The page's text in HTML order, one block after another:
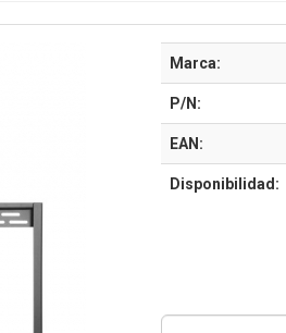
Marca:
P/N:
EAN:
Disponibilidad: